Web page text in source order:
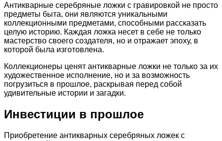
Антикварные серебряные ложки с гравировкой не просто
предметы быта, они являются уникальными
коллекционными предметами, способными рассказать
целую историю. Каждая ложка несет в себе не только
мастерство своего создателя, но и отражает эпоху, в
которой была изготовлена.
Коллекционеры ценят антикварные ложки не только за их
художественное исполнение, но и за возможность
погрузиться в прошлое, раскрывая перед собой
удивительные истории и загадки.
Инвестиции в прошлое
Приобретение антикварных серебряных ложек с